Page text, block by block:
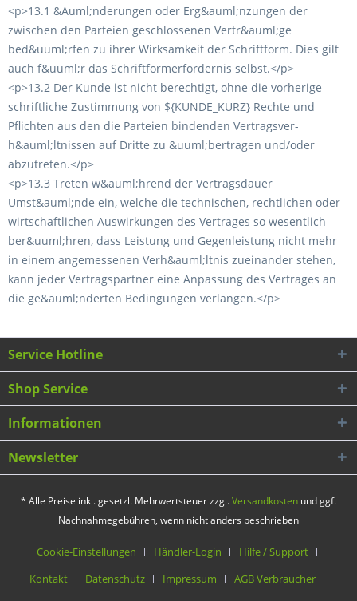
<p>13.1 &Auml;nderungen oder Erg&auml;nzungen der
zwischen den Parteien geschlossenen Vertr&auml;ge
bed&uuml;rfen zu ihrer Wirksamkeit der Schriftform. Dies gilt
auch f&uuml;r das Schriftformerfordernis selbst.</p>
<p>13.2 Der Kunde ist nicht berechtigt, ohne die vorherige
schriftliche Zustimmung von ${KUNDE_KURZ} Rechte und
Pflichten aus den die Parteien bindenden Vertragsver-
h&auml;ltnissen auf Dritte zu &uuml;bertragen und/oder
abzutreten.</p>
<p>13.3 Treten w&auml;hrend der Vertragsdauer
Umst&auml;nde ein, welche die technischen, rechtlichen oder
wirtschaftlichen Auswirkungen des Vertrages so wesentlich
ber&uuml;hren, dass Leistung und Gegenleistung nicht mehr
in einem angemessenen Verh&auml;ltnis zueinander stehen,
kann jeder Vertragspartner eine Anpassung des Vertrages an
die ge&auml;nderten Bedingungen verlangen.</p>
Service Hotline
Shop Service
Informationen
Newsletter
* Alle Preise inkl. gesetzl. Mehrwertsteuer zzgl.Versandkosten und ggf.
Nachnahmegebühren, wenn nicht anders beschrieben
Cookie-Einstellungen Händler-Login
Hilfe / Support
Kontakt
Datenschutz Impressum
AGB Verbraucher